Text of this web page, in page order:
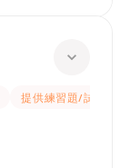
提供練習題/試題